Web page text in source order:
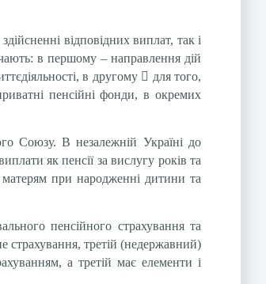
відповідних виплат, так і
в першому – направлення дій
в другому  для того,
пенсійні фонди, в окремих
Союзу. В незалежній Україні до
як пенсії за вислугу років та
матерям при народженні дитини та
пенсійного страхування та
страхування, третій (недержавний)
а третій має елементи і